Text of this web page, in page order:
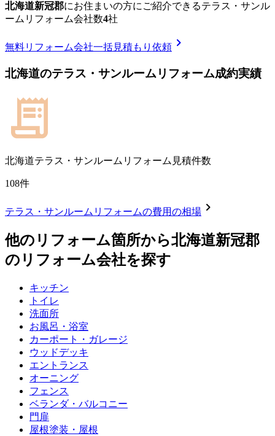
北海道新冠郡にお住まいの方にご紹介できるテラス・サンル
ームリフォーム会社数4社
無料リフォーム会社一括見積もり依頼 chevron_right
北海道のテラス・サンルームリフォーム成約実績
北海道テラス・サンルームリフォーム見積件数
108件
テラス・サンルームリフォームの費用の相場 chevron_right
他のリフォーム箇所から北海道新冠郡
のリフォーム会社を探す
キッチン
トイレ
洗面所
お風呂・浴室
カーポート・ガレージ
ウッドデッキ
エントランス
オーニング
フェンス
ベランダ・バルコニー
門扉
屋根塗装・屋根